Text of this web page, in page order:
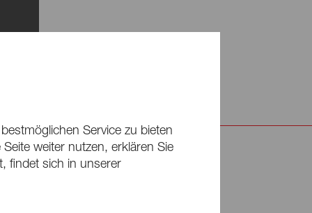
Service zu bieten
weiter nutzen, erklären Sie
findet sich in unserer